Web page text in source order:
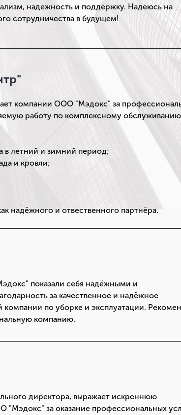
надежность и поддержку. Надеюсь на
сотрудничества в будущем!
компании ООО "Мэдокс" за
работу по комплексному обслуживанию
в летний и зимний период;
и кровли;
надёжного и отвественного партнёра.
показали себя надёжными и
за качественное и надёжное
компании по уборке и эксплуатации.
компанию.
директора, выражает искреннюю
"Мэдокс" за оказание профессиональных